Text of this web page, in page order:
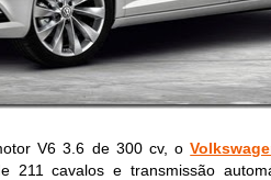
V6 3.6 de 300 cv, o
211 cavalos e transmissão